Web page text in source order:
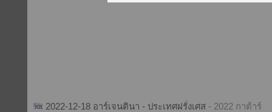
2022-12-18 อาร์เจนตินา - ประเทศฝรั่งเศส - 2022 กาต้าร์